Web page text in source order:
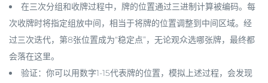
在三次分组和收牌过程中，牌的位置通过三进制计算被编码。每
次收牌时将指定组放中间，相当于将牌的位置调整到中间区域。经
过三次迭代，第8张位置成为“稳定点”，无论观众选哪张牌，最终都
会落在这里。
验证：你可以用数字1-15代表牌的位置，模拟上述过程，会发现